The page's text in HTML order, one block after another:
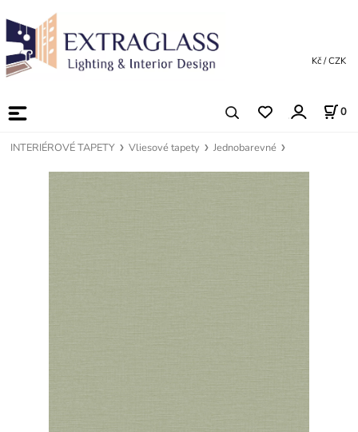
0
Kč / CZK
INTERIÉROVÉ TAPETY Vliesové tapety Jednobarevné